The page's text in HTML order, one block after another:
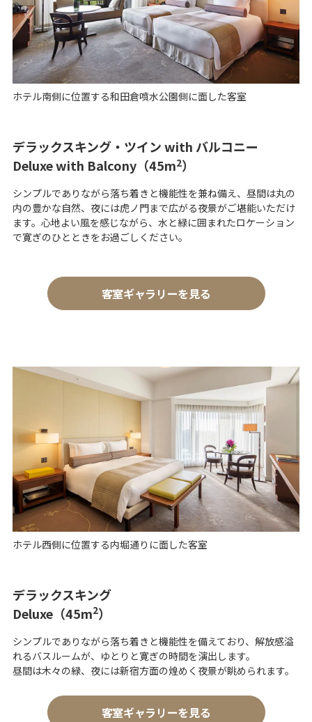
V
i
d
e
o
ホテル南側に位置する和田倉噴水公園側に面した客室
デラックスキング・ツイン with バルコニー
Deluxe with Balcony（45m2）
シンプルでありながら落ち着きと機能性を兼ね備え、昼間は丸の
内の豊かな自然、夜には虎ノ門まで広がる夜景がご堪能いただけ
ます。心地よい風を感じながら、水と緑に囲まれたロケーション
で寛ぎのひとときをお過ごしください。
客室ギャラリーを見る
ホテル西側に位置する内堀通りに面した客室
デラックスキング
Deluxe（45m2）
シンプルでありながら落ち着きと機能性を備えており、解放感溢
れるバスルームが、ゆとりと寛ぎの時間を演出します。
昼間は木々の緑、夜には新宿方面の煌めく夜景が眺められます。
客室ギャラリーを見る